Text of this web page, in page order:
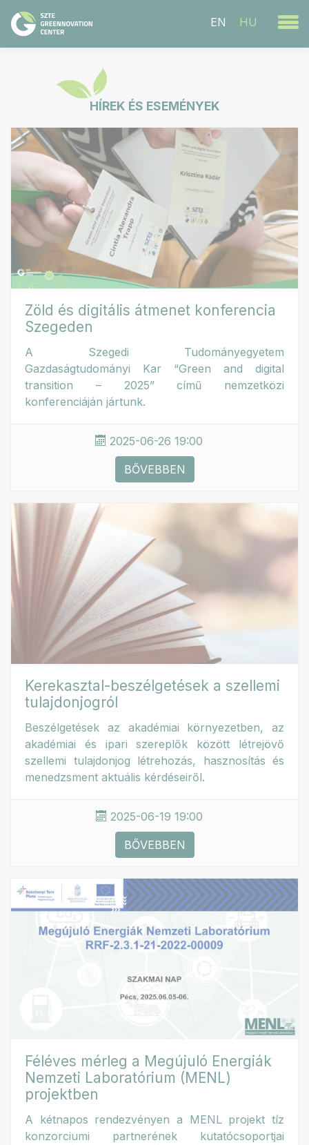
EN HU
HÍREK ÉS ESEMÉNYEK
Zöld és digitális átmenet konferencia
Szegeden
A Szegedi Tudományegyetem
Gazdaságtudományi Kar “Green and digital
transition – 2025” című nemzetközi
konferenciáján jártunk.
2025-06-26 19:00
BŐVEBBEN
Kerekasztal-beszélgetések a szellemi
tulajdonjogról
Beszélgetések az akadémiai környezetben, az
akadémiai és ipari szereplők között létrejövő
szellemi tulajdonjog létrehozás, hasznosítás és
menedzsment aktuális kérdéseiről.
2025-06-19 19:00
BŐVEBBEN
Féléves mérleg a Megújuló Energiák
Nemzeti Laboratórium (MENL)
projektben
A kétnapos rendezvényen a MENL projekt tíz
konzorciumi partnerének kutatócsoportjai